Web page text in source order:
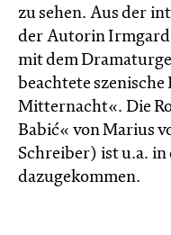
zu sehen. Aus der
der Autorin Irmgard
mit dem
beachtete szenische
Mitternacht«. Die
Babić« von Marius
Schreiber) ist u.a. in
dazugekommen.